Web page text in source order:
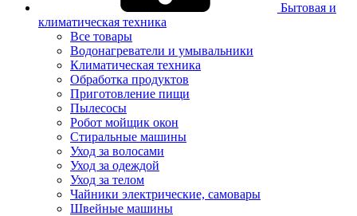
Бытовая и
климатическая техника
Все товары
Водонагреватели и умывальники
Климатическая техника
Обработка продуктов
Приготовление пищи
Пылесосы
Робот мойщик окон
Стиральные машины
Уход за волосами
Уход за одеждой
Уход за телом
Чайники электрические, самовары
Швейные машины